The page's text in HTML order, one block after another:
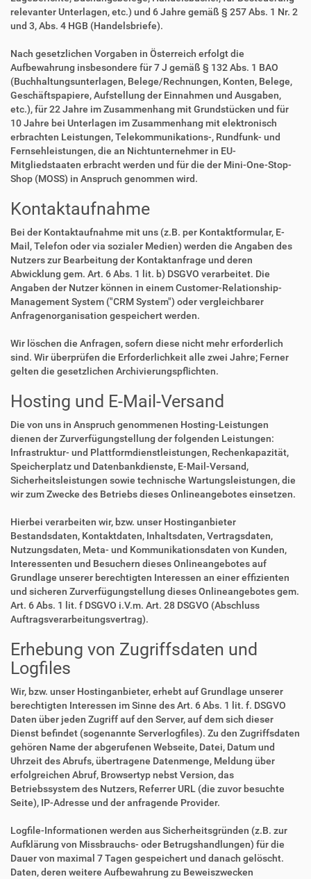
relevanter Unterlagen, etc.) und 6 Jahre gemäß § 257 Abs. 1 Nr. 2
und 3, Abs. 4 HGB (Handelsbriefe).
Nach gesetzlichen Vorgaben in Österreich erfolgt die
Aufbewahrung insbesondere für 7 J gemäß § 132 Abs. 1 BAO
(Buchhaltungsunterlagen, Belege/Rechnungen, Konten, Belege,
Geschäftspapiere, Aufstellung der Einnahmen und Ausgaben,
etc.), für 22 Jahre im Zusammenhang mit Grundstücken und für
10 Jahre bei Unterlagen im Zusammenhang mit elektronisch
erbrachten Leistungen, Telekommunikations-, Rundfunk- und
Fernsehleistungen, die an Nichtunternehmer in EU-
Mitgliedstaaten erbracht werden und für die der Mini-One-Stop-
Shop (MOSS) in Anspruch genommen wird.
Kontaktaufnahme
Bei der Kontaktaufnahme mit uns (z.B. per Kontaktformular, E-
Mail, Telefon oder via sozialer Medien) werden die Angaben des
Nutzers zur Bearbeitung der Kontaktanfrage und deren
Abwicklung gem. Art. 6 Abs. 1 lit. b) DSGVO verarbeitet. Die
Angaben der Nutzer können in einem Customer-Relationship-
Management System ("CRM System") oder vergleichbarer
Anfragenorganisation gespeichert werden.
Wir löschen die Anfragen, sofern diese nicht mehr erforderlich
sind. Wir überprüfen die Erforderlichkeit alle zwei Jahre; Ferner
gelten die gesetzlichen Archivierungspflichten.
Hosting und E-Mail-Versand
Die von uns in Anspruch genommenen Hosting-Leistungen
dienen der Zurverfügungstellung der folgenden Leistungen:
Infrastruktur- und Plattformdienstleistungen, Rechenkapazität,
Speicherplatz und Datenbankdienste, E-Mail-Versand,
Sicherheitsleistungen sowie technische Wartungsleistungen, die
wir zum Zwecke des Betriebs dieses Onlineangebotes einsetzen.
Hierbei verarbeiten wir, bzw. unser Hostinganbieter
Bestandsdaten, Kontaktdaten, Inhaltsdaten, Vertragsdaten,
Nutzungsdaten, Meta- und Kommunikationsdaten von Kunden,
Interessenten und Besuchern dieses Onlineangebotes auf
Grundlage unserer berechtigten Interessen an einer effizienten
und sicheren Zurverfügungstellung dieses Onlineangebotes gem.
Art. 6 Abs. 1 lit. f DSGVO i.V.m. Art. 28 DSGVO (Abschluss
Auftragsverarbeitungsvertrag).
Erhebung von Zugriffsdaten und
Logfiles
Wir, bzw. unser Hostinganbieter, erhebt auf Grundlage unserer
berechtigten Interessen im Sinne des Art. 6 Abs. 1 lit. f. DSGVO
Daten über jeden Zugriff auf den Server, auf dem sich dieser
Dienst befindet (sogenannte Serverlogfiles). Zu den Zugriffsdaten
gehören Name der abgerufenen Webseite, Datei, Datum und
Uhrzeit des Abrufs, übertragene Datenmenge, Meldung über
erfolgreichen Abruf, Browsertyp nebst Version, das
Betriebssystem des Nutzers, Referrer URL (die zuvor besuchte
Seite), IP-Adresse und der anfragende Provider.
Logfile-Informationen werden aus Sicherheitsgründen (z.B. zur
Aufklärung von Missbrauchs- oder Betrugshandlungen) für die
Dauer von maximal 7 Tagen gespeichert und danach gelöscht.
Daten, deren weitere Aufbewahrung zu Beweiszwecken